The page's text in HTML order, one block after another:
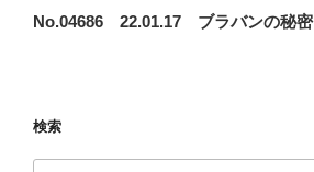
ゲ
ン
の
No.04686 22.01.17 ブラバンの秘密
検索